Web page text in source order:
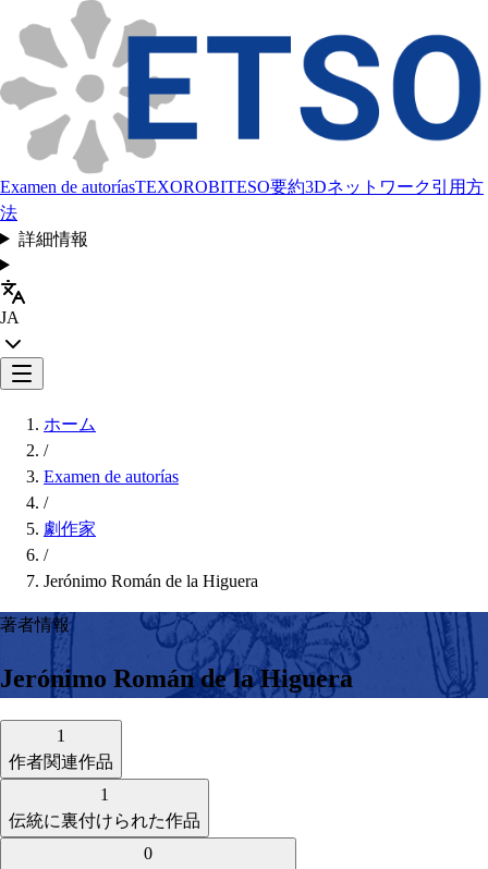
Examen de autoríasTEXOROBITESO要約3Dネットワーク引用方
法
詳細情報
JA
ホーム
/
Examen de autorías
/
劇作家
/
Jerónimo Román de la Higuera
著者情報
Jerónimo Román de la Higuera
1
作者関連作品
1
伝統に裏付けられた作品
0